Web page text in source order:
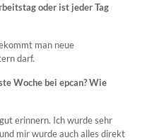
oder ist jeder Tag
man neue
darf.
Woche bei epcan? Wie
erinnern. Ich wurde sehr
mir wurde auch alles direkt